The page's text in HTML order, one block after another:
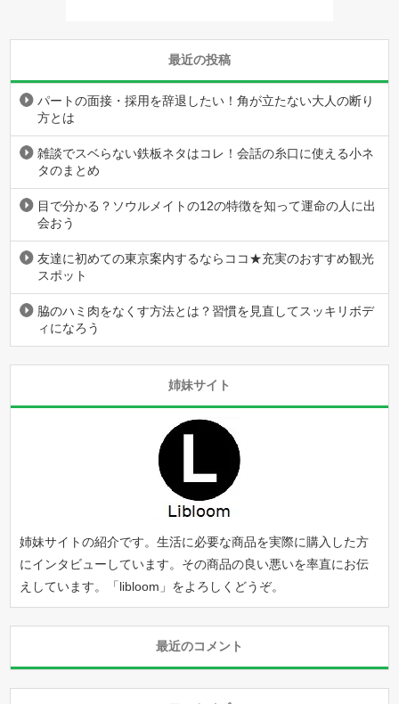
最近の投稿
パートの面接・採用を辞退したい！角が立たない大人の断り
方とは
雑談でスベらない鉄板ネタはコレ！会話の糸口に使える小ネ
タのまとめ
目で分かる？ソウルメイトの12の特徴を知って運命の人に出
会おう
友達に初めての東京案内するならココ★充実のおすすめ観光
スポット
脇のハミ肉をなくす方法とは？習慣を見直してスッキリボデ
ィになろう
姉妹サイト
姉妹サイトの紹介です。生活に必要な商品を実際に購入した方
にインタビューしています。その商品の良い悪いを率直にお伝
えしています。「libloom 」をよろしくどうぞ。
最近のコメント